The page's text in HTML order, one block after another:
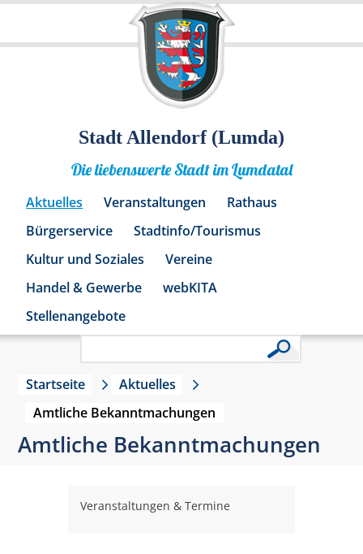
Stadt Allendorf (Lumda)
Die liebenswerte Stadt im Lumdatal
Aktuelles Veranstaltungen
Rathaus
Bürgerservice
Stadtinfo/Tourismus
Kultur und Soziales
Vereine
Handel & Gewerbe
webKITA
Stellenangebote
Startseite
Aktuelles
Amtliche Bekanntmachungen
Amtliche Bekanntmachungen
Veranstaltungen & Termine